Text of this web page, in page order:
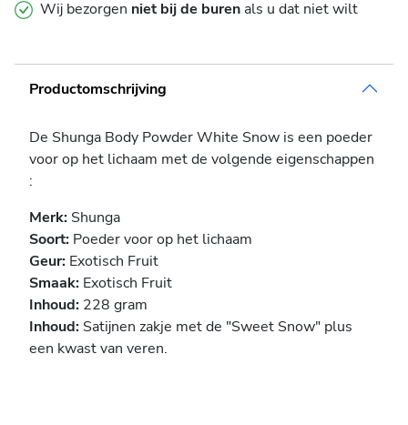
Wij bezorgen niet bij de burenals u dat niet wilt
Productomschrijving
De Shunga Body Powder White Snow is een poeder
voor op het lichaam met de volgende eigenschappen
:
Merk: Shunga
Soort: Poeder voor op het lichaam
Geur: Exotisch Fruit
Smaak: Exotisch Fruit
Inhoud: 228 gram
Inhoud: Satijnen zakje met de "Sweet Snow" plus
een kwast van veren.